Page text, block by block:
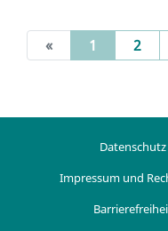
« 1 (current)
2
Datenschutz
Impressum und